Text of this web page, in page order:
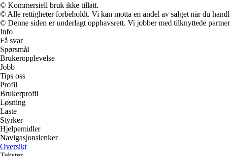
© Kommersiell bruk ikke tillatt.
© Alle rettigheter forbeholdt. Vi kan motta en andel av salget når du
© Denne siden er underlagt opphavsrett. Vi jobber med tilknyttede
Info
Få svar
Spørsmål
Brukeropplevelse
Jobb
Tips oss
Profil
Brukerprofil
Løsning
Laste
Styrker
Hjelpemidler
Navigasjonslenker
Oversikt